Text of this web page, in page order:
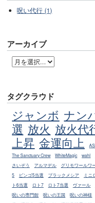
呪い代行 (1)
アーカイブ
タグクラウド
ジャンボ ナン
選 放火 放火代
上昇 金運向上
The Sanctuary Crew
WhiteMagic wahl
さいぞう
アルマデル グリモワールワ
5
ビンゴ5当選 ブラックメシア ミニ
ト6当選
ロト7 ロト7当選 ヴァール
呪いの専門館
呪いの王国 呪いの神様